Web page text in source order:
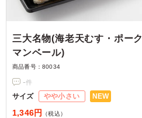
三大名物(海老天むす・ポー
マンベール)
商品番号： 80034
-件
サイズ やや小さい NEW
1,346円 （税込）